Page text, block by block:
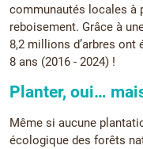
communautés locales à
reboisement. Grâce à
8,2 millions d’arbres ont
8 ans (2016 - 2024) !
Planter, oui…
Même si aucune
écologique des forêts